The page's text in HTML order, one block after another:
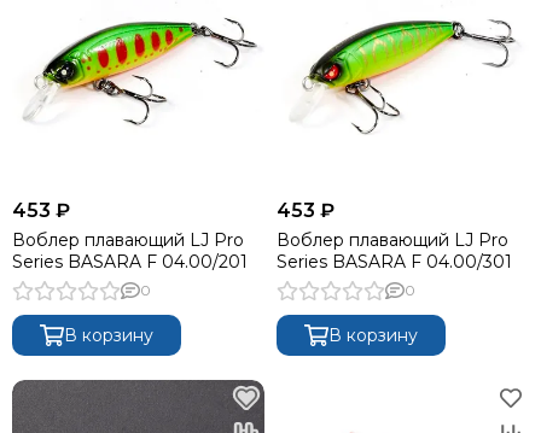
453 ₽
Воблер плавающий LJ Pro
Series BASARA F 04.00/201
0
В корзину
453 ₽
Воблер плавающий LJ Pro
Series BASARA F 04.00/301
0
В корзину